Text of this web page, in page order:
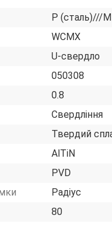
P (сталь)///
WCMX
U-свердло
050308
0.8
Свердління
Твердий
AlTiN
PVD
Радіус
80